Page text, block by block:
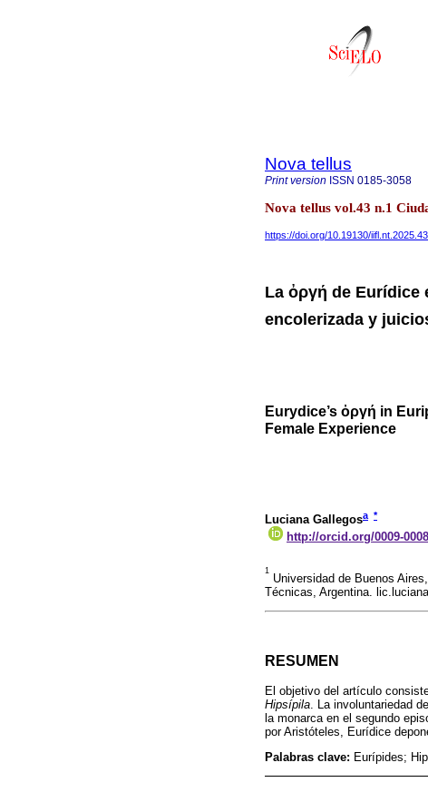
Nova tellus
Print version ISSN 0185-3058
Nova tellus vol.43 n.1
https://doi.org/10.19130/
La ὀργή de Εurídice
encolerizada y
Eurydice’s ὀργή in
Female Experience
Luciana Gallegosa *
http://orcid.org/0009-
1
Universidad de Buenos
Técnicas, Argentina.
RESUMEN
El objetivo del artículo
Hipsípila . La involuntariedad
la monarca en el segundo
por Aristóteles, Eurídice
Palabras clave: Eurípides;